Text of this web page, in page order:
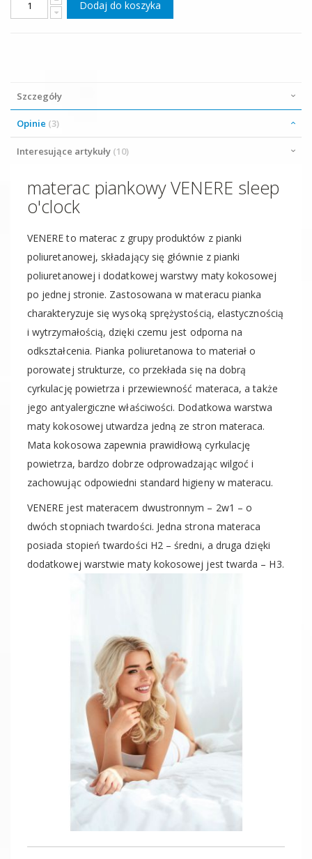
Dodaj do koszyka
Szczegóły
Opinie 3
Interesujące artykuły 10
materac piankowy VENERE sleep
o'clock
VENERE to materac z grupy produktów z pianki
poliuretanowej, składający się głównie z pianki
poliuretanowej i dodatkowej warstwy maty kokosowej
po jednej stronie. Zastosowana w materacu pianka
charakteryzuje się wysoką sprężystością, elastycznością
i wytrzymałością, dzięki czemu jest odporna na
odkształcenia. Pianka poliuretanowa to materiał o
porowatej strukturze, co przekłada się na dobrą
cyrkulację powietrza i przewiewność materaca, a także
jego antyalergiczne właściwości. Dodatkowa warstwa
maty kokosowej utwardza jedną ze stron materaca.
Mata kokosowa zapewnia prawidłową cyrkulację
powietrza, bardzo dobrze odprowadzając wilgoć i
zachowując odpowiedni standard higieny w materacu.
VENERE jest materacem dwustronnym – 2w1 – o
dwóch stopniach twardości. Jedna strona materaca
posiada stopień twardości H2 – średni, a druga dzięki
dodatkowej warstwie maty kokosowej jest twarda – H3.